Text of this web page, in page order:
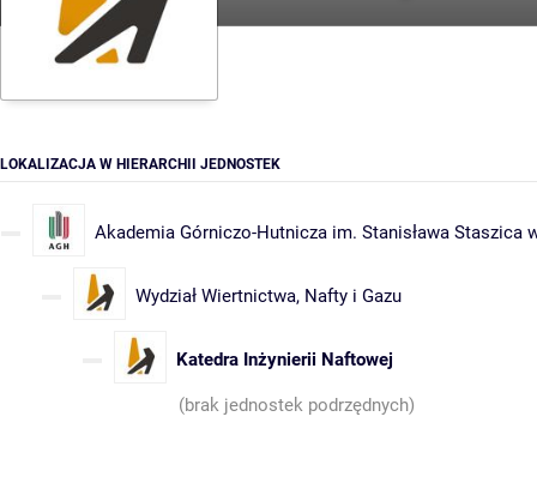
LOKALIZACJA W HIERARCHII JEDNOSTEK
Akademia Górniczo-Hutnicza im. Stanisława Staszica
Wydział Wiertnictwa, Nafty i Gazu
Katedra Inżynierii Naftowej
(brak jednostek podrzędnych)